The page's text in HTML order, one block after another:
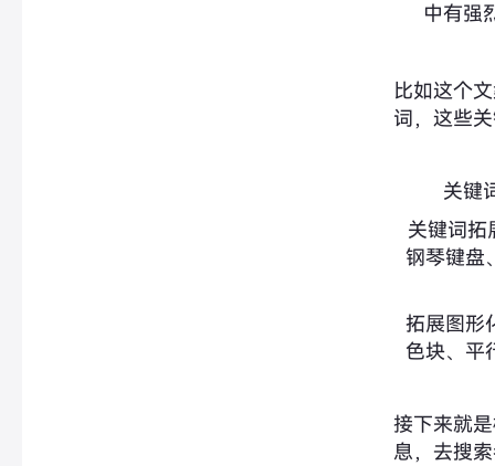
中有强
比如这个
词，这些
关键
关键词拓
钢琴键盘
拓展图形
色块、平
接下来就
息，去搜